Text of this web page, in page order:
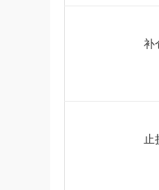
补
止